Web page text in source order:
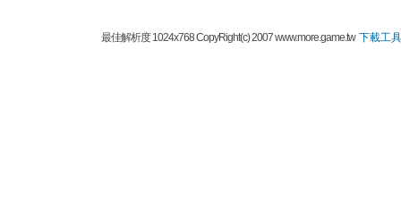
最佳解析度 1024x768 CopyRight(c) 2007 www.more.game.tw下載工